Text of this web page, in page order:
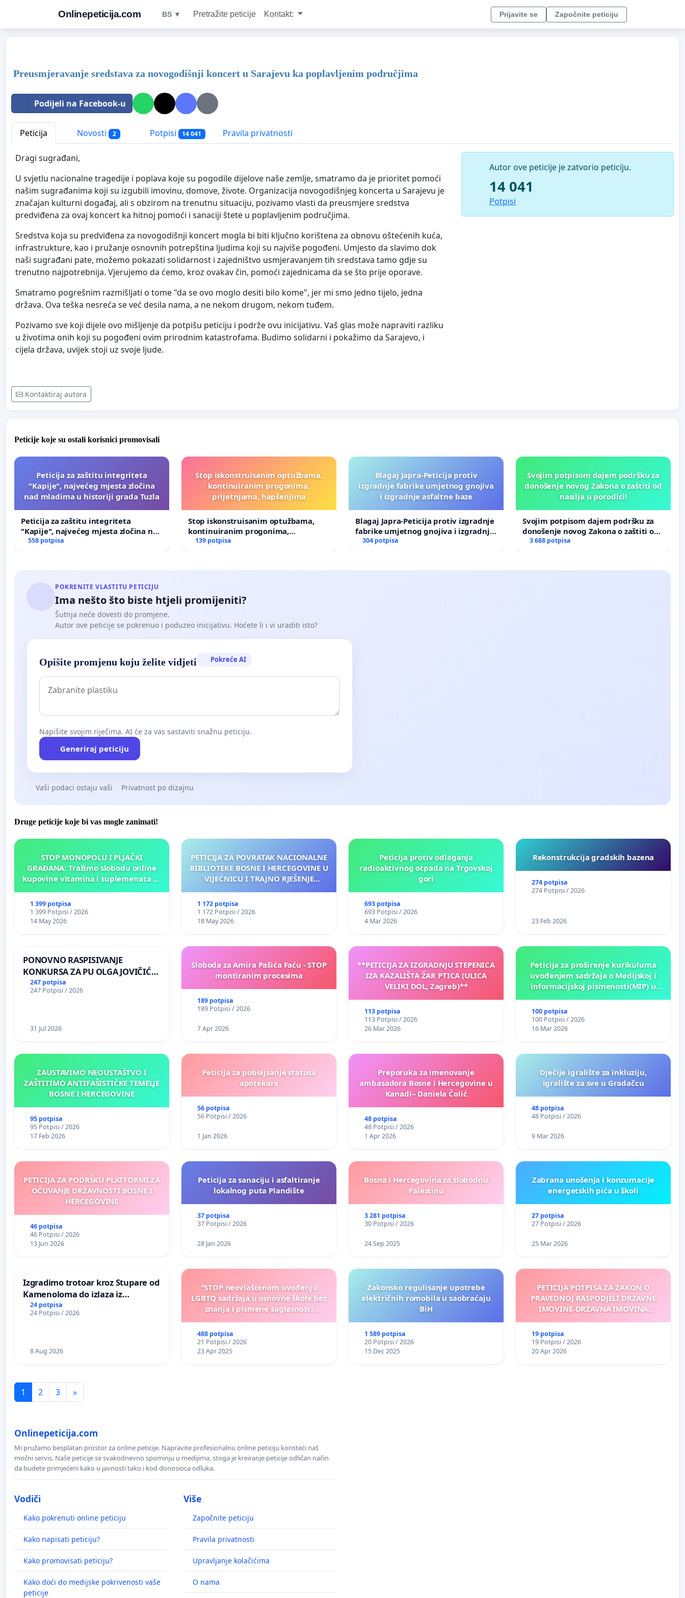
Onlinepeticija.com BS ▼ Pretražite peticije Kontakt: Prijavite se Započnite peticiju
Preusmjeravanje sredstava za novogodišnji koncert u Sarajevu ka poplavljenim područjima
Podijeli na Facebook-u
Peticija Novosti 2 Potpisi 14 041 Pravila privatnosti
Dragi sugrađani,
U svjetlu nacionalne tragedije i poplava koje su pogodile dijelove naše zemlje, smatramo da je prioritet pomoći
našim sugrađanima koji su izgubili imovinu, domove, živote. Organizacija novogodišnjeg koncerta u Sarajevu je
značajan kulturni događaj, ali s obzirom na trenutnu situaciju, pozivamo vlasti da preusmjere sredstva
predviđena za ovaj koncert ka hitnoj pomoći i sanaciji štete u poplavljenim područjima.
Sredstva koja su predviđena za novogodišnji koncert mogla bi biti ključno korištena za obnovu oštećenih kuća,
infrastrukture, kao i pružanje osnovnih potrepština ljudima koji su najviše pogođeni. Umjesto da slavimo dok
naši sugrađani pate, možemo pokazati solidarnost i zajedništvo usmjeravanjem tih sredstava tamo gdje su
trenutno najpotrebnija. Vjerujemo da ćemo, kroz ovakav čin, pomoći zajednicama da se što prije oporave.
Smatramo pogrešnim razmišljati o tome "da se ovo moglo desiti bilo kome", jer mi smo jedno tijelo, jedna
država. Ova teška nesreća se već desila nama, a ne nekom drugom, nekom tuđem.
Pozivamo sve koji dijele ovo mišljenje da potpišu peticiju i podrže ovu inicijativu. Vaš glas može napraviti razliku
u životima onih koji su pogođeni ovim prirodnim katastrofama. Budimo solidarni i pokažimo da Sarajevo, i
cijela država, uvijek stoji uz svoje ljude.
Kontaktiraj autora
Autor ove peticije je zatvorio peticiju.
14 041
Potpisi
Peticije koje su ostali korisnici promovisali
Peticija za zaštitu integriteta
"Kapije", najvećeg mjesta zločina
nad mladima u historiji grada Tuzla
Peticija za zaštitu integriteta
"Kapije", najvećeg mjesta zločina nad
mladima u historiji grada Tuzla
558 potpisa
Stop iskonstruisanim optužbama,
kontinuiranim progonima,
prijetnjama, hapšenjima
Stop iskonstruisanim optužbama,
kontinuiranim progonima,
prijetnjama, hapšenjima
139 potpisa
Blagaj Japra-Peticija protiv
izgradnje fabrike umjetnog gnojiva
i izgradnje asfaltne baze
Blagaj Japra-Peticija protiv izgradnje
fabrike umjetnog gnojiva i izgradnje
asfaltne baze
304 potpisa
Svojim potpisom dajem podršku za
donošenje novog Zakona o zaštiti od
nasilja u porodici!
Svojim potpisom dajem podršku za
donošenje novog Zakona o zaštiti od
nasilja u porodici!
3 688 potpisa
POKRENITE VLASTITU PETICIJU
Ima nešto što biste htjeli promijeniti?
Šutnja neće dovesti do promjene.
Autor ove peticije se pokrenuo i poduzeo inicijativu. Hoćete li i vi uraditi isto?
Opišite promjenu koju želite vidjeti Pokreće AI
Napišite svojim riječima. AI će za vas sastaviti snažnu peticiju.
Generiraj peticiju
Vaši podaci ostaju vaši Privatnost po dizajnu
Druge peticije koje bi vas mogle zanimati!
STOP MONOPOLU I PLJAČKI
GRAĐANA: Tražimo slobodu online
kupovine vitamina i suplemenata za
1 399 potpisa
1 399 Potpisi / 2026
14 May 2026
PETICIJA ZA POVRATAK NACIONALNE
BIBLIOTEKE BOSNE I HERCEGOVINE U
VIJEĆNICU I TRAJNO RJEŠENJE
1 172 potpisa
1 172 Potpisi / 2026
18 May 2026
Peticija protiv odlaganja
radioaktivnog otpada na Trgovskoj
gori
693 potpisa
693 Potpisi / 2026
4 Mar 2026
Rekonstrukcija gradskih bazena
274 potpisa
274 Potpisi / 2026
23 Feb 2026
PONOVNO RASPISIVANJE
KONKURSA ZA PU OLGA JOVIČIĆ
RITA KRALJEVO
247 potpisa
247 Potpisi / 2026
31 Jul 2026
Sloboda za Amira Pašića Faću - STOP
montiranim procesima
189 potpisa
189 Potpisi / 2026
7 Apr 2026
**PETICIJA ZA IZGRADNJU STEPENICA
IZA KAZALIŠTA ŽAR PTICA (ULICA
VELIKI DOL, Zagreb)**
113 potpisa
113 Potpisi / 2026
26 Mar 2026
Peticija za proširenje kurikuluma
uvođenjem sadržaja o Medijskoj i
informacijskoj pismenosti(MIP) u
Kantonu Sarajevo po kros-
kurikularnom modelu (u okviru više
100 potpisa
100 Potpisi / 2026
16 Mar 2026
ZAUSTAVIMO NEOUSTAŠTVO I
ZAŠTITIMO ANTIFAŠISTIČKE TEMELJE
BOSNE I HERCEGOVINE
95 potpisa
95 Potpisi / 2026
17 Feb 2026
Peticija za poboljsanje statusa
apotekara
56 potpisa
56 Potpisi / 2026
1 Jan 2026
Preporuka za imenovanje
ambasadora Bosne i Hercegovine u
Kanadi– Daniela Čolić
48 potpisa
48 Potpisi / 2026
1 Apr 2026
Dječije igralište za inkluziju,
igralište za sve u Gradačcu
48 potpisa
48 Potpisi / 2026
9 Mar 2026
PETICIJA ZA PODRŠKU PLATFORMI ZA
OČUVANJE DRŽAVNOSTI BOSNE I
HERCEGOVINE
46 potpisa
46 Potpisi / 2026
13 Jun 2026
Peticija za sanaciju i asfaltiranje
lokalnog puta Plandište
37 potpisa
37 Potpisi / 2026
28 Jan 2026
Bosna i Hercegovina za slobodnu
Palestinu
3 281 potpisa
30 Potpisi / 2026
24 Sep 2025
Zabrana unošenja i konzumacije
energetskih pića u školi
27 potpisa
27 Potpisi / 2026
25 Mar 2026
Izgradimo trotoar kroz Stupare od
Kamenoloma do izlaza iz
Prijanovića
24 potpisa
24 Potpisi / 2026
8 Aug 2026
"STOP neovlaštenom uvođenju
LGBTQ sadržaja u osnovne škole bez
znanja i pismene saglasnosti
488 potpisa
21 Potpisi / 2026
23 Apr 2025
Zakonsko regulisanje upotrebe
električnih romobila u saobraćaju
BiH
1 589 potpisa
20 Potpisi / 2026
15 Dec 2025
PETICIJA POTPISA ZA ZAKON O
PRAVEDNOJ RASPODJELI DRZAVNE
IMOVINE-DRZAVNA IMOVINA
19 potpisa
19 Potpisi / 2026
20 Apr 2026
1 2 3 »
Onlinepeticija.com
Mi pružamo besplatan prostor za online peticije. Napravite profesionalnu online peticiju koristeći naš
močni servis. Naše peticije se svakodnevno spominju u medijima, stoga je kreiranje peticije odličan način
da budete primjećeni kako u javnosti tako i kod donosioca odluka.
Vodiči
Kako pokrenuti online peticiju
Kako napisati peticiju?
Kako promovisati peticiju?
Kako doći do medijske pokrivenosti vaše
peticije
Više
Započnite peticiju
Pravila privatnosti
Upravljanje kolačićima
O nama